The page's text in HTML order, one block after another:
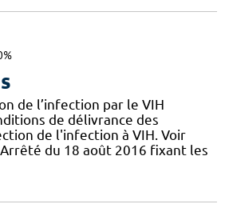
de l’infection par le VIH
de délivrance des
de l'infection à VIH. Voir
du 18 août 2016 fixant les